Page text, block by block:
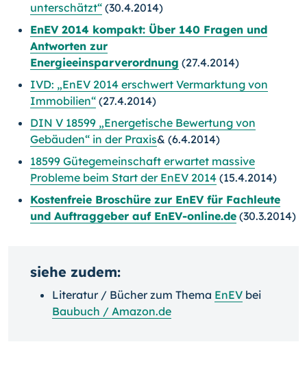
unterschätzt“ (30.4.2014)
EnEV 2014 kompakt: Über 140 Fragen und
Antworten zur
Energieeinsparverordnung (27.4.2014)
IVD: „EnEV 2014 erschwert Vermarktung von
Immobilien“ (27.4.2014)
DIN V 18599 „Energetische Bewertung von
Gebäuden“ in der Praxis& (6.4.2014)
18599 Gütegemeinschaft erwartet massive
Probleme beim Start der EnEV 2014 (15.4.2014)
Kostenfreie Broschüre zur EnEV für Fachleute
und Auftraggeber auf EnEV-online.de (30.3.2014)
siehe zudem:
Literatur / Bücher zum Thema EnEV bei
Baubuch / Amazon.de